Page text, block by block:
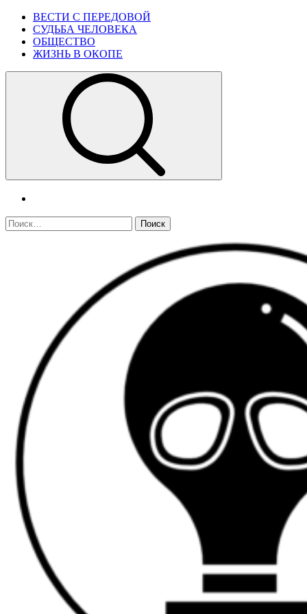
Skip
content
Primary
Menu
ВЕСТИ С ПЕРЕДОВОЙ
СУДЬБА ЧЕЛОВЕКА
ОБЩЕСТВО
ЖИЗНЬ В ОКОПЕ
Найти: